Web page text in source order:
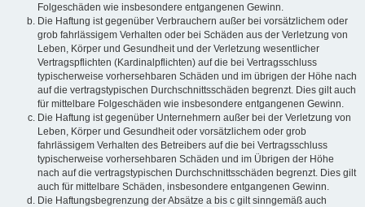
Folgeschäden wie insbesondere entgangenen Gewinn.
Die Haftung ist gegenüber Verbrauchern außer bei vorsätzlichem oder
grob fahrlässigem Verhalten oder bei Schäden aus der Verletzung von
Leben, Körper und Gesundheit und der Verletzung wesentlicher
Vertragspflichten (Kardinalpflichten) auf die bei Vertragsschluss
typischerweise vorhersehbaren Schäden und im übrigen der Höhe nach
auf die vertragstypischen Durchschnittsschäden begrenzt. Dies gilt auch
für mittelbare Folgeschäden wie insbesondere entgangenen Gewinn.
Die Haftung ist gegenüber Unternehmern außer bei der Verletzung von
Leben, Körper und Gesundheit oder vorsätzlichem oder grob
fahrlässigem Verhalten des Betreibers auf die bei Vertragsschluss
typischerweise vorhersehbaren Schäden und im Übrigen der Höhe
nach auf die vertragstypischen Durchschnittsschäden begrenzt. Dies gilt
auch für mittelbare Schäden, insbesondere entgangenen Gewinn.
Die Haftungsbegrenzung der Absätze a bis c gilt sinngemäß auch